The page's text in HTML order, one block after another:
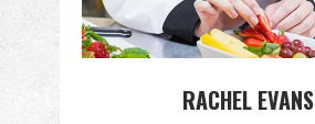
RACHEL EVANS